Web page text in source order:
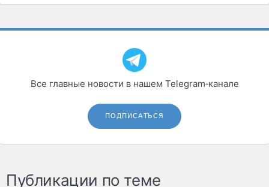
Все главные новости в нашем Telegram‑канале
ПОДПИСАТЬСЯ
Публикации по теме